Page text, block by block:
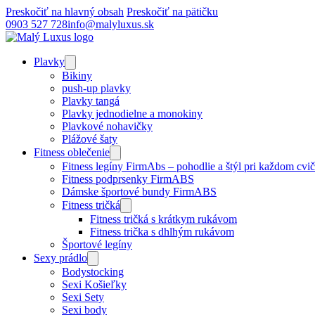
Preskočiť na hlavný obsah Preskočiť na pätičku
0903 527 728info@malyluxus.sk
Plavky
Bikiny
push-up plavky
Plavky tangá
Plavky jednodielne a monokiny
Plavkové nohavičky
Plážové šaty
Fitness oblečenie
Fitness legíny FirmAbs – pohodlie a štýl pri každom
Fitness podprsenky FirmABS
Dámske športové bundy FirmABS
Fitness tričká
Fitness tričká s krátkym rukávom
Fitness trička s dhlhým rukávom
Športové legíny
Sexy prádlo
Bodystocking
Sexi Košieľky
Sexi Sety
Sexi body